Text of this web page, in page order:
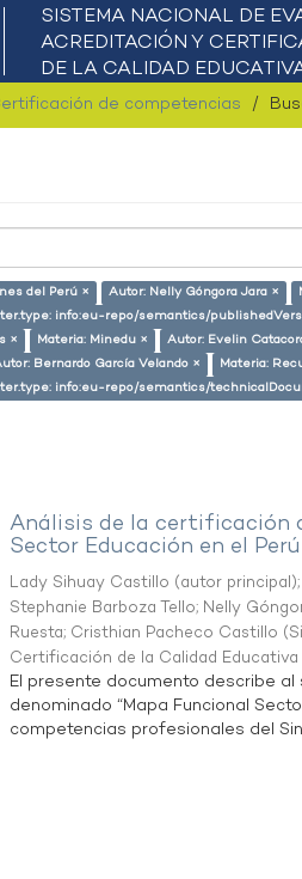
de competencias
del Perú × Autor: Nelly Góngora Jara ×
info:eu-repo/semantics/
×
Materia: Minedu × Autor: Evelin
Bernardo García Velando × Materia:
info:eu-repo/semantics/
Análisis de la certificación
Sector Educación en el Perú
Lady Sihuay Castillo (autor principal);
Stephanie Barboza Tello; Nelly
Ruesta; Cristhian Pacheco Castillo (
Certificación de la Calidad Educativa
El presente documento describe
denominado “Mapa Funcional
competencias profesionales del